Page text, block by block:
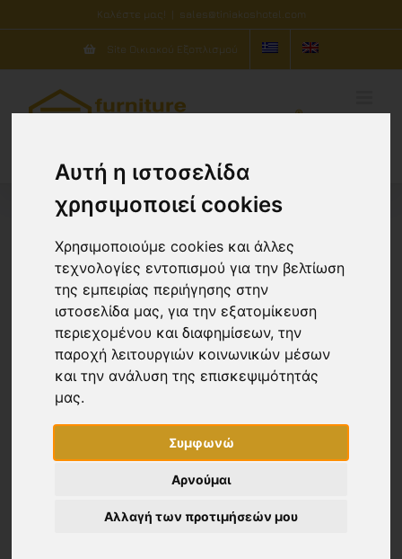
Αυτή η ιστοσελίδα
χρησιμοποιεί cookies
Χρησιμοποιούμε cookies και άλλες
τεχνολογίες εντοπισμού για την βελτίωση
της εμπειρίας περιήγησης στην
ιστοσελίδα μας, για την εξατομίκευση
περιεχομένου και διαφημίσεων, την
παροχή λειτουργιών κοινωνικών μέσων
και την ανάλυση της επισκεψιμότητάς
μας.
Συμφωνώ
Αρνούμαι
Αλλαγή των προτιμήσεών μου
στο
περιεχόμενο
Καλέστε μας! | sales@tiniakoshotel.com
Site Οικιακού Εξοπλισμού
Ταξινόμηση ανάΔημοφιλία
Προβολή 20 Προϊόντων